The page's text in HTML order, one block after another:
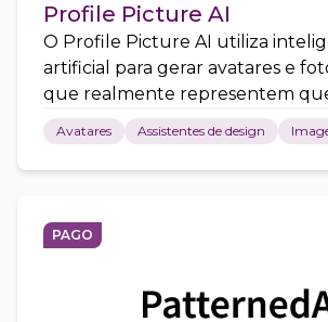
Profile Picture AI
O Profile Picture AI utiliza
artificial para gerar avatares e
que realmente representem
Avatares Assistentes de design
PAGO